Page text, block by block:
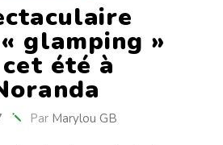
glamping »
été à
Par Marylou GB